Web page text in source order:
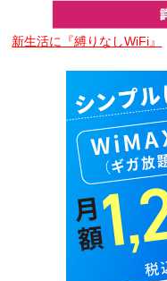
新生活に『縛りなしWiFi』